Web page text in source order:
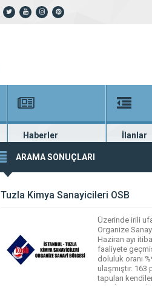
Haberler
En güncel haberler
İlanlar
Güncel
ARAMA SONUÇLARI
Tuzla Kimya Sanayicileri OSB
Üzerinde irili
Organize
Haziran ayı
faaliyete
doluluk oranı
ulaşmıştır.
tapuları
tesislerin